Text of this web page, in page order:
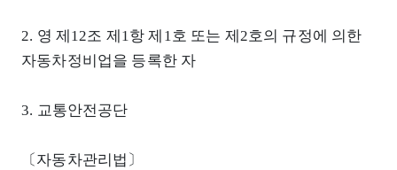
2. 영 제12조 제1항 제1호 또는 제2호의 규정에 의한
자동차정비업을 등록한 자
3. 교통안전공단
〔자동차관리법〕